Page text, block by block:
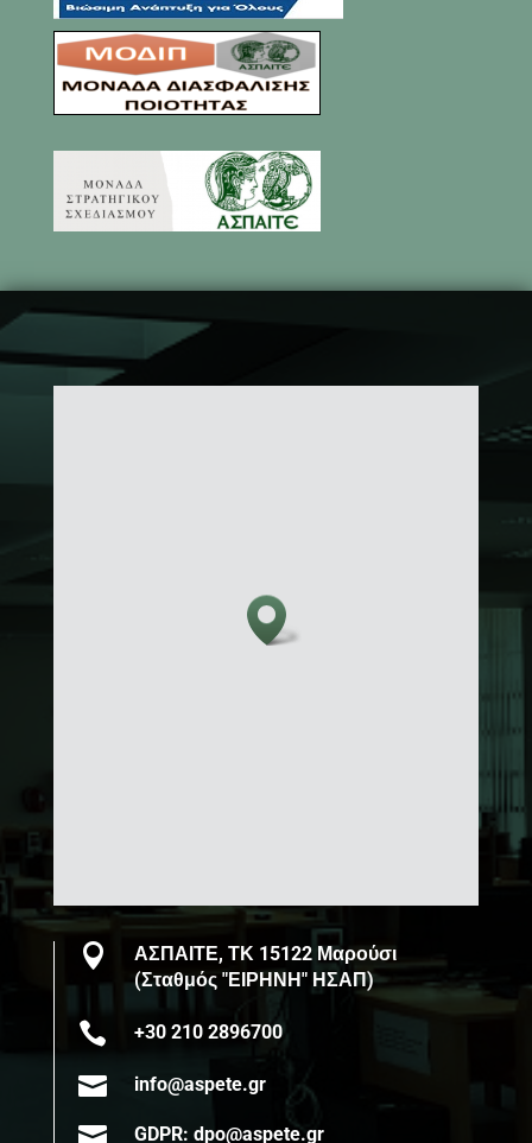

ΑΣΠΑΙΤΕ, ΤΚ 15122 Μαρούσι
(Σταθμός "ΕΙΡΗΝΗ" ΗΣΑΠ)
 +30 210 2896700
 info@aspete.gr
 GDPR: dpo@aspete.gr